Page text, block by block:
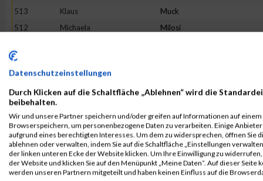
513
Klaus Muck
512
Michaela Milosi
508
498
Annika
Rang:315.
Kontaktformular / Fragen
zur Zeitmessung
Anna Brutscher
Datenschutzeinstellungen
Durch Klicken auf die Schaltfläche „Ablehnen“ wird die
beibehalten.
Wir und unsere Partner speichern und/oder greifen auf Informationen auf einem
Browserspeichern, um personenbezogene Daten zu verarbeiten. Einige
aufgrund eines berechtigten Interesses. Um dem zu widersprechen, öffnen Sie
ablehnen oder verwalten, indem Sie auf die Schaltfläche „Einstellungen
der linken unteren Ecke der Website klicken. Um Ihre Einwilligung zu
der Website und klicken Sie auf den Menüpunkt „Meine Daten“. Auf dieser
werden unseren Partnern mitgeteilt und haben keinen Einfluss auf die